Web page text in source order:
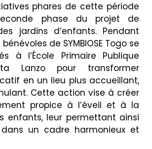
phares de cette période
phase du projet de
jardins d’enfants. Pendant
de SYMBIOSE Togo se
à l’École Primaire Publique
Lanzo pour transformer
en un lieu plus accueillant,
Cette action vise à créer
propice à l’éveil et à la
enfants, leur permettant ainsi
dans un cadre harmonieux et